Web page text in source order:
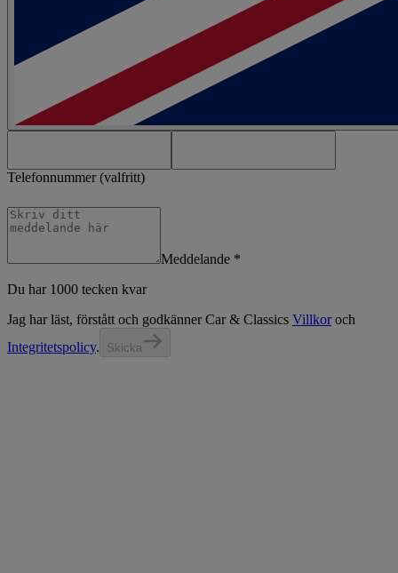
Telefonnummer (valfritt)
Meddelande *
Du har 1000 tecken kvar
Jag har läst, förstått och godkännerCar & Classics Villkoroch
Integritetspolicy. Skicka